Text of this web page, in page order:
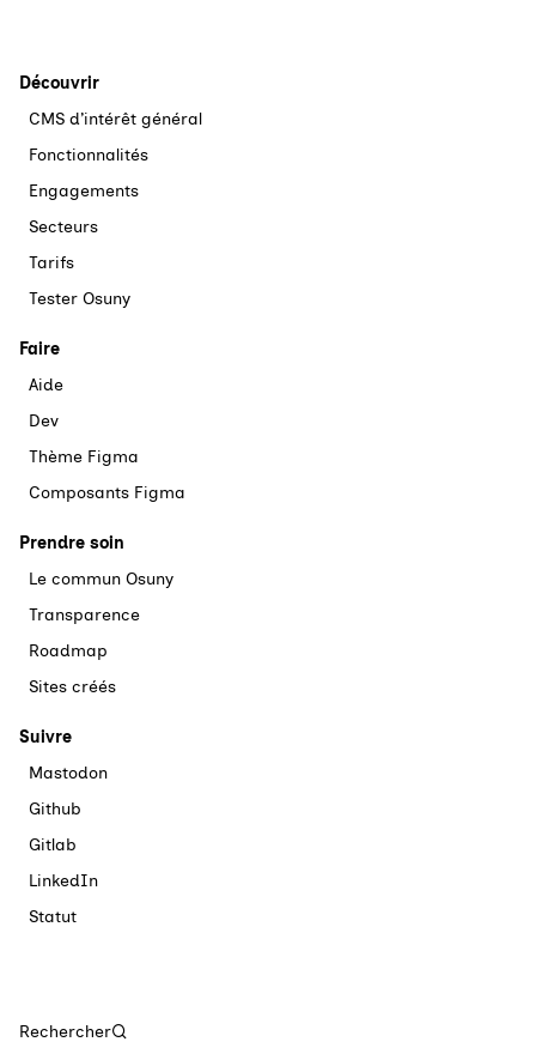
Découvrir
CMS d’intérêt général
Fonctionnalités
Engagements
Secteurs
Tarifs
Tester Osuny
Faire
Aide
Dev
Thème Figma
Composants Figma
Prendre soin
Le commun Osuny
Transparence
Roadmap
Sites créés
Suivre
Mastodon
Github
Gitlab
LinkedIn
Statut
Rechercher